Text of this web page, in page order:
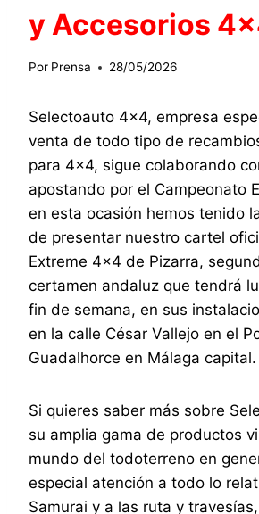
y Accesorios
Por Prensa 28/05/2026
Selectoauto 4×4, empresa
venta de todo tipo de
para 4×4, sigue colaborando
apostando por el Campeonato
en esta ocasión hemos tenido
de presentar nuestro cartel
Extreme 4×4 de Pizarra,
certamen andaluz que tendrá
fin de semana, en sus
en la calle César Vallejo en el
Guadalhorce en Málaga capital.
Si quieres saber más sobre
su amplia gama de productos
mundo del todoterreno en
especial atención a todo lo
Samurai y a las ruta y